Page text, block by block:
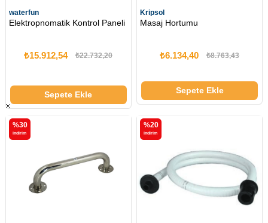
waterfun
Elektropnomatik Kontrol Paneli
₺15.912,54 ₺22.732,20
Sepete Ekle
Kripsol
Masaj Hortumu
₺6.134,40 ₺8.763,43
Sepete Ekle
%30
i̇ndirim
%20
i̇ndirim